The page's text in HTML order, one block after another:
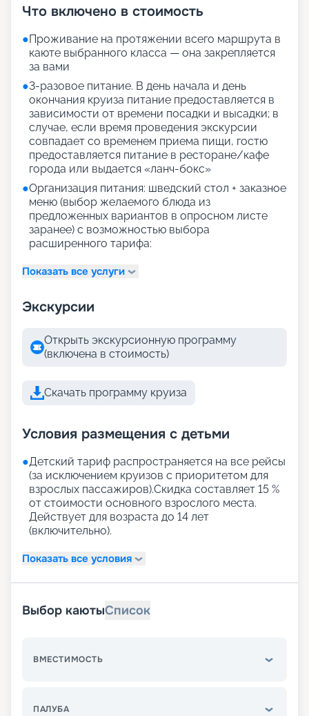
Что включено в стоимость
●Проживание на протяжении всего маршрута в
каюте выбранного класса — она закрепляется
за вами
●3-разовое питание. В день начала и день
окончания круиза питание предоставляется в
зависимости от времени посадки и высадки; в
случае, если время проведения экскурсии
совпадает со временем приема пищи, гостю
предоставляется питание в ресторане/кафе
города или выдается «ланч-бокс»
●Организация питания: шведский стол + заказное
меню (выбор желаемого блюда из
предложенных вариантов в опросном листе
заранее) с возможностью выбора
расширенного тарифа:
Показать все услуги
Экскурсии
Открыть экскурсионную программу
(включена в стоимость)
Скачать программу круиза
Условия размещения с детьми
●Детский тариф распространяется на все рейсы
(за исключением круизов с приоритетом для
взрослых пассажиров).Скидка составляет 15 %
от стоимости основного взрослого места.
Действует для возраста до 14 лет
(включительно).
Показать все условия
Выбор каютыСписок
ВМЕСТИМОСТЬ
ПАЛУБА